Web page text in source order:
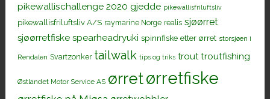
pikewallischallenge 2020 gjedde pikewallisfriluftsliv
pikewallisfriluftsliv A/S raymarine Norge realis sjøørret
sjøørretfiske spearheadryuki spinnfiske etter ørret storsjøen i
Rendalen Svartzonker tailwalk tips og triks trout troutfishing
Østlandet Motor Service AS ørretørretfiske